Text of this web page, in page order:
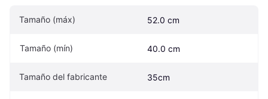
Tamaño (máx) 52.0 cm
Tamaño (mín) 40.0 cm
Tamaño del fabricante 35cm